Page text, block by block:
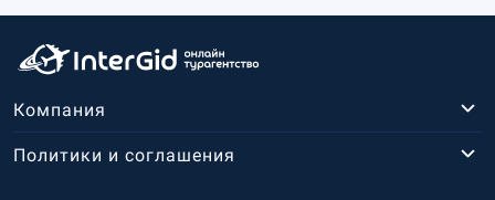
Компания
Политики и соглашения